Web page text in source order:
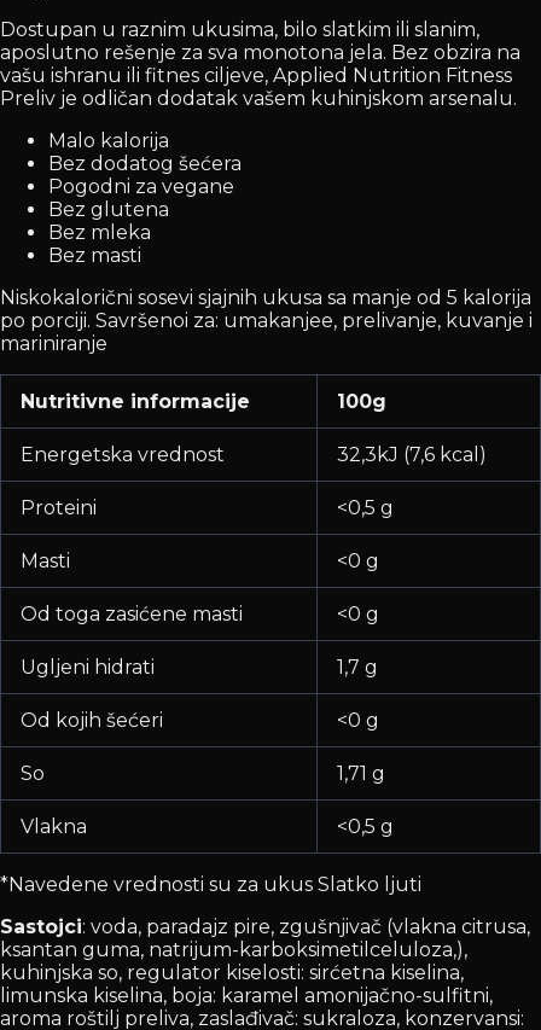
Dostupan u raznim ukusima, bilo slatkim ili slanim,
aposlutno rešenje za sva monotona jela. Bez obzira na
vašu ishranu ili fitnes ciljeve, Applied Nutrition Fitness
Preliv je odličan dodatak vašem kuhinjskom arsenalu.
Malo kalorija
Bez dodatog šećera
Pogodni za vegane
Bez glutena
Bez mleka
Bez masti
Niskokalorični sosevi sjajnih ukusa sa manje od 5 kalorija
po porciji. Savršenoi za: umakanjee, prelivanje, kuvanje i
mariniranje
Nutritivne informacije 100g
Energetska vrednost 32,3kJ (7,6 kcal)
Proteini <0,5 g
Masti <0 g
Od toga zasićene masti <0 g
Ugljeni hidrati 1,7 g
Od kojih šećeri <0 g
So 1,71 g
Vlakna <0,5 g
*Navedene vrednosti su za ukus Slatko ljuti
Sastojci: voda, paradajz pire, zgušnjivač (vlakna citrusa,
ksantan guma, natrijum-karboksimetilceluloza,),
kuhinjska so, regulator kiselosti: sirćetna kiselina,
limunska kiselina, boja: karamel amonijačno-sulfitni,
aroma roštilj preliva, zaslađivač: sukraloza, konzervansi: